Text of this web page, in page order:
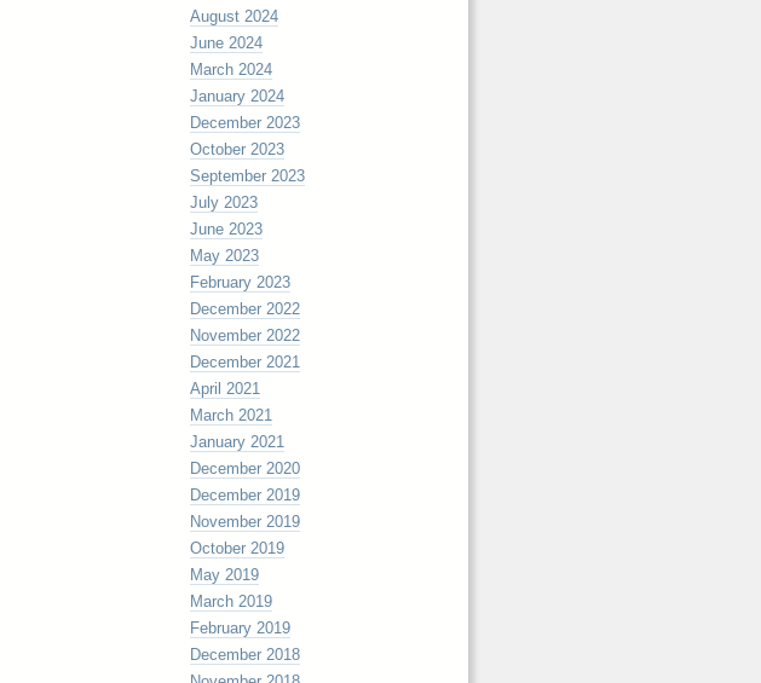
August 2024
June 2024
March 2024
January 2024
December 2023
October 2023
September 2023
July 2023
June 2023
May 2023
February 2023
December 2022
November 2022
December 2021
April 2021
March 2021
January 2021
December 2020
December 2019
November 2019
October 2019
May 2019
March 2019
February 2019
December 2018